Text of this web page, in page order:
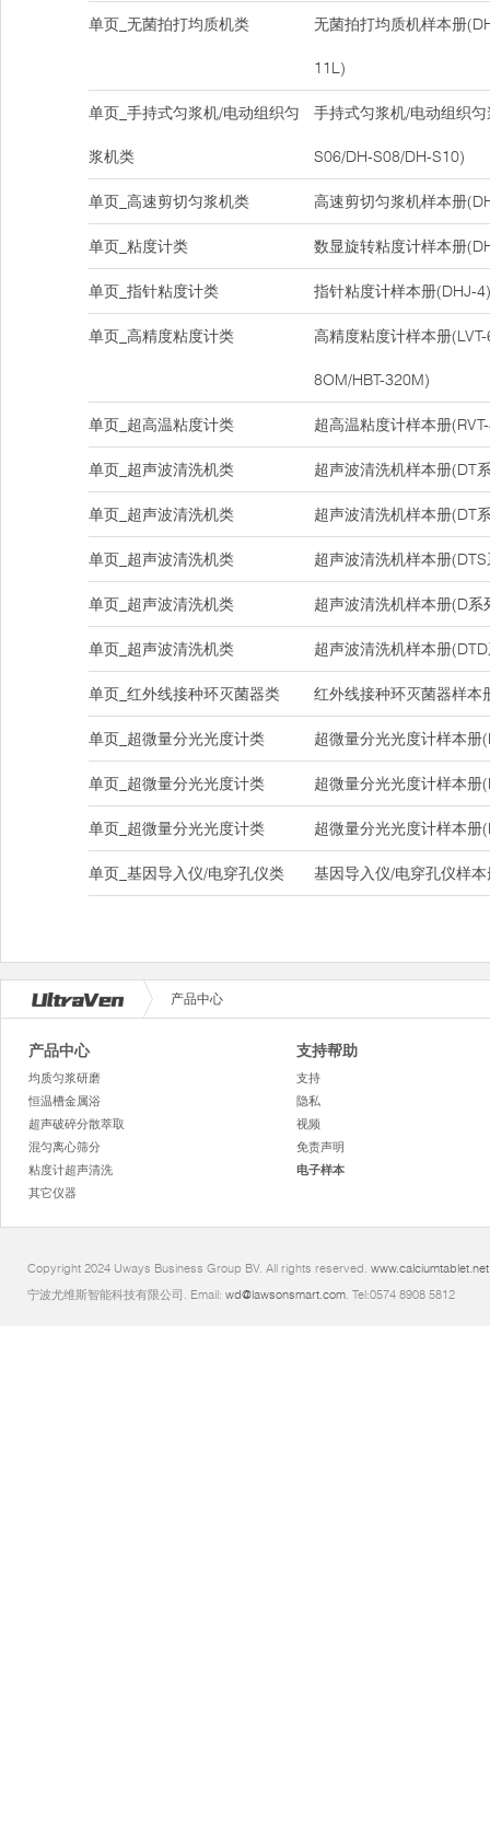
单页_无菌拍打均质机类 无菌拍打均质机样本册
11L)
单页_手持式匀浆机/电动组织匀
浆机类
手持式匀浆机/电动组织
S06/DH-S08/DH-S10)
单页_高速剪切匀浆机类 高速剪切匀浆机样本册
单页_粘度计类 数显旋转粘度计样本册
单页_指针粘度计类 指针粘度计样本册(DHJ-4)
单页_高精度粘度计类 高精度粘度计样本册
8OM/HBT-320M)
单页_超高温粘度计类 超高温粘度计样本册
单页_超声波清洗机类 超声波清洗机样本册(DT
单页_超声波清洗机类 超声波清洗机样本册(DT
单页_超声波清洗机类 超声波清洗机样本册
单页_超声波清洗机类 超声波清洗机样本册(D系
单页_超声波清洗机类 超声波清洗机样本册
单页_红外线接种环灭菌器类 红外线接种环灭菌器样本
单页_超微量分光光度计类 超微量分光光度计样本册
单页_超微量分光光度计类 超微量分光光度计样本册
单页_超微量分光光度计类 超微量分光光度计样本册
单页_基因导入仪/电穿孔仪类 基因导入仪/电穿孔仪样
产品中心
产品中心
均质匀浆研磨
恒温槽金属浴
超声破碎分散萃取
混匀离心筛分
粘度计超声清洗
其它仪器
支持帮助
支持
隐私
视频
免责声明
电子样本
Copyright 2024 Uways Business Group BV. All rights reserved. www.calciumtablet.net
宁波尤维斯智能科技有限公司. Email: wd@lawsonsmart.com. Tel:0574 8908 5812